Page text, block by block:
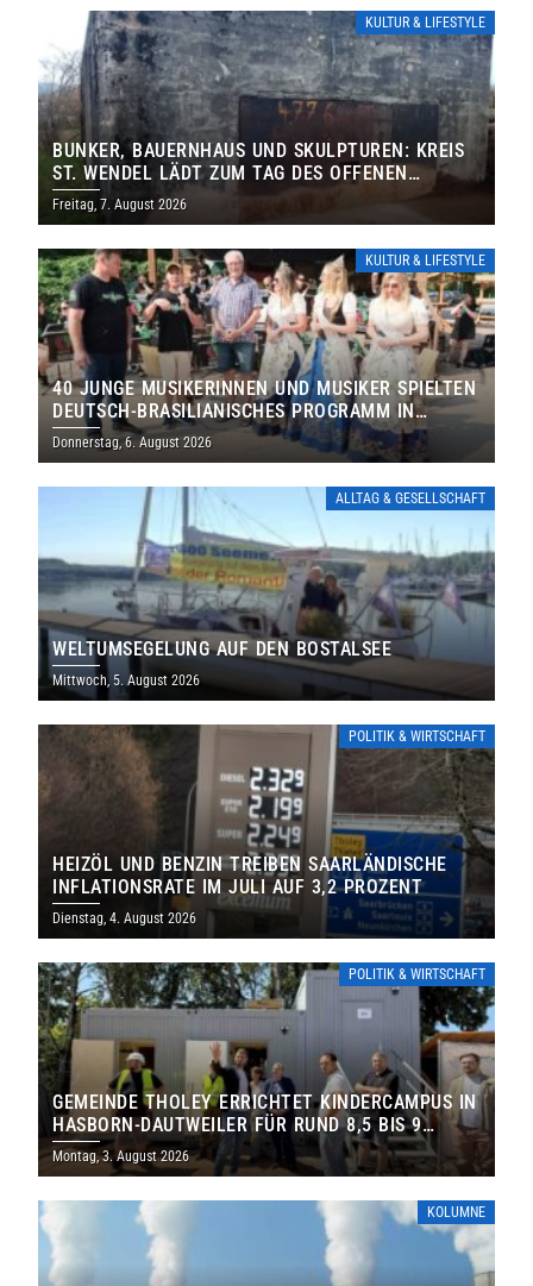
KULTUR & LIFESTYLE
BUNKER, BAUERNHAUS UND SKULPTUREN: KREIS
ST. WENDEL LÄDT ZUM TAG DES OFFENEN
DENKMALS EIN
Freitag, 7. August 2026
KULTUR & LIFESTYLE
40 JUNGE MUSIKERINNEN UND MUSIKER SPIELTEN
DEUTSCH-BRASILIANISCHES PROGRAMM IN
THOLEY
Donnerstag, 6. August 2026
ALLTAG & GESELLSCHAFT
WELTUMSEGELUNG AUF DEN BOSTALSEE
Mittwoch, 5. August 2026
POLITIK & WIRTSCHAFT
HEIZÖL UND BENZIN TREIBEN SAARLÄNDISCHE
INFLATIONSRATE IM JULI AUF 3,2 PROZENT
Dienstag, 4. August 2026
POLITIK & WIRTSCHAFT
GEMEINDE THOLEY ERRICHTET KINDERCAMPUS IN
HASBORN-DAUTWEILER FÜR RUND 8,5 BIS 9
MILLIONEN EURO
Montag, 3. August 2026
KOLUMNE